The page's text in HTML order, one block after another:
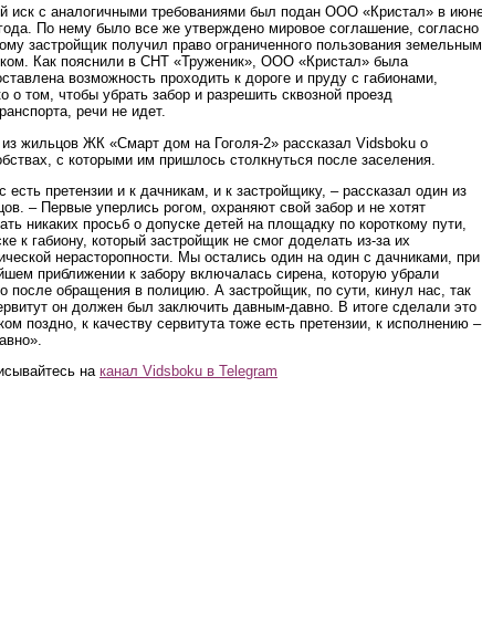
иск с аналогичными требованиями был подан ООО «Кристал» в
По нему было все же утверждено мировое соглашение, согласно
застройщик получил право ограниченного пользования земельным
Как пояснили в СНТ «Труженик», ООО «Кристал» была
возможность проходить к дороге и пруду с габионами,
о том, чтобы убрать забор и разрешить сквозной проезд
речи не идет.
жильцов ЖК «Смарт дом на Гоголя-2» рассказал Vidsboku о
с которыми им пришлось столкнуться после заселения.
есть претензии и к дачникам, и к застройщику, – рассказал один из
– Первые уперлись рогом, охраняют свой забор и не хотят
никаких просьб о допуске детей на площадку по короткому пути,
к габиону, который застройщик не смог доделать из-за их
нерасторопности. Мы остались один на один с дачниками, при
приближении к забору включалась сирена, которую убрали
после обращения в полицию. А застройщик, по сути, кинул нас, так
он должен был заключить давным-давно. В итоге сделали это
поздно, к качеству сервитута тоже есть претензии, к исполнению –
на канал Vidsboku в Telegram